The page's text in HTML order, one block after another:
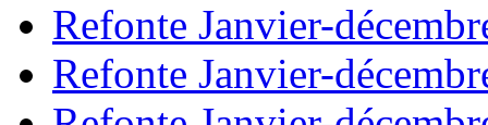
Refonte Janvier-
Refonte Janvier-